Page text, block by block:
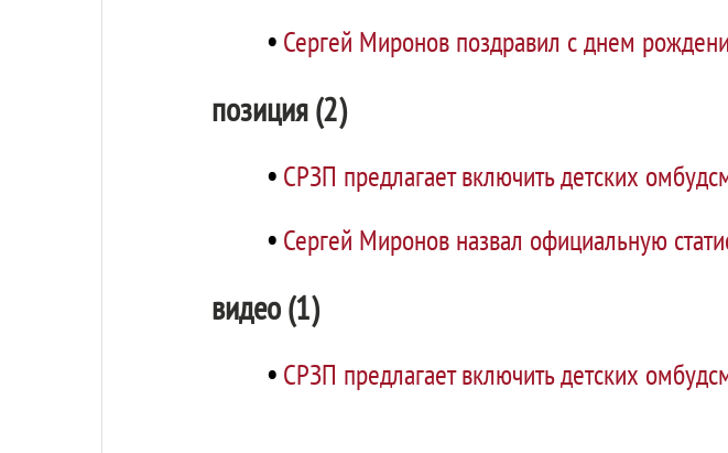
• Сергей Миронов поздравил с днем
позиция (2)
• СРЗП предлагает включить детских
• Сергей Миронов назвал официальную
видео (1)
• СРЗП предлагает включить детских